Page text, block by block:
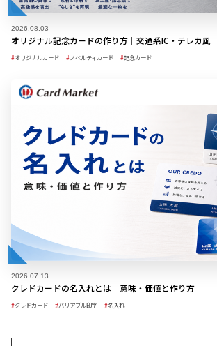
2026.08.03
オリジナル記念カードの作り方｜交通系IC・テレカ風
オリジナルカード ノベルティカード 記念カード
2026.07.13
クレドカードの名入れとは｜意味・価値と作り方
クレドカード バリアブル印字 名入れ